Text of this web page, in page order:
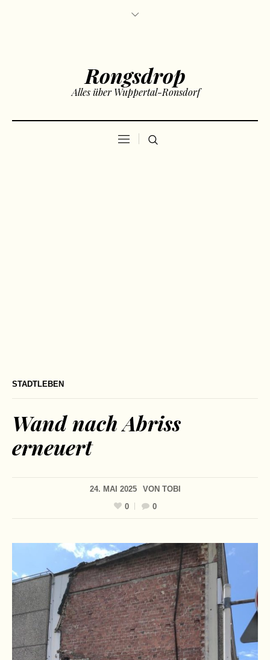
Rongsdrop
Alles über Wuppertal-Ronsdorf
STADTLEBEN
Wand nach Abriss
erneuert
24. MAI 2025 VON TOBI
0
0